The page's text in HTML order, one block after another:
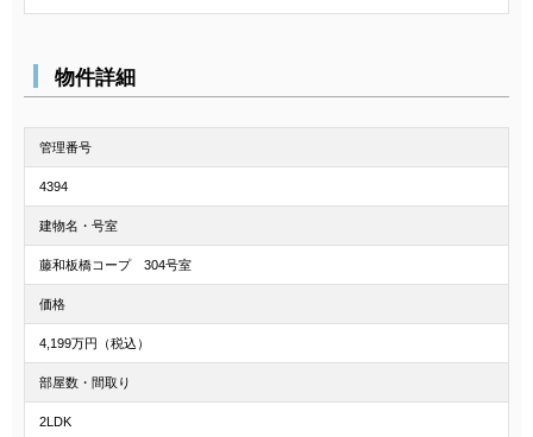
物件詳細
管理番号
4394
建物名・号室
藤和板橋コープ 304号室
価格
4,199万円（税込）
部屋数・間取り
2LDK